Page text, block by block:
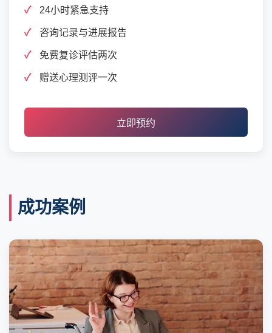
24小时紧急支持
咨询记录与进展报告
免费复诊评估两次
赠送心理测评一次
立即预约
成功案例